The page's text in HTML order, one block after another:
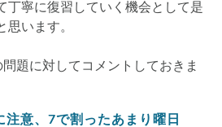
丁寧に復習していく機会として是
思います。
題に対してコメントしておきま
意、7で割ったあまり曜日